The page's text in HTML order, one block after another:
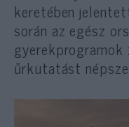
keretében
során az egész
gyerekprogramok
űrkutatást